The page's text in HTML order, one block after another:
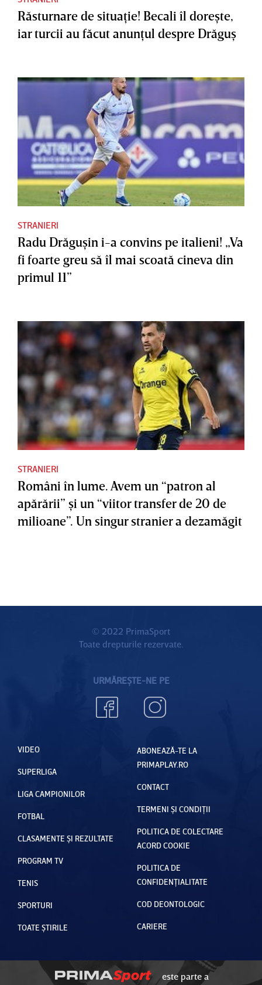
Răsturnare de situaţie! Becali îl doreşte,
iar turcii au făcut anunţul despre Drăguş
STRANIERI
Radu Drăguşin i-a convins pe italieni! „Va
fi foarte greu să îl mai scoată cineva din
primul 11”
STRANIERI
Români în lume. Avem un “patron al
apărării” şi un “viitor transfer de 20 de
milioane”. Un singur stranier a dezamăgit
© 2022 PrimaSport
Toate drepturile rezervate.
URMĂREȘTE-NE PE
VIDEO
SUPERLIGA
LIGA CAMPIONILOR
FOTBAL
CLASAMENTE ȘI REZULTATE
PROGRAM TV
TENIS
SPORTURI
TOATE ȘTIRILE
ABONEAZĂ-TE LA
PRIMAPLAY.RO
CONTACT
TERMENI ȘI CONDIȚII
POLITICA DE COLECTARE
ACORD COOKIE
POLITICA DE
CONFIDENȚIALITATE
COD DEONTOLOGIC
CARIERE
este parte a